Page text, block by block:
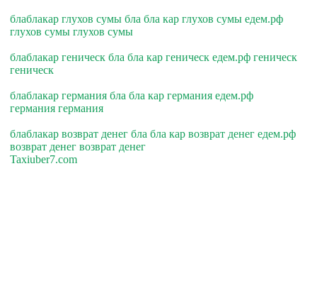
блаблакар глухов сумы бла бла кар глухов сумы едем.рф
глухов сумы глухов сумы
блаблакар геническ бла бла кар геническ едем.рф геническ
геническ
блаблакар германия бла бла кар германия едем.рф
германия германия
блаблакар возврат денег бла бла кар возврат денег едем.рф
возврат денег возврат денег
Taxiuber7.com